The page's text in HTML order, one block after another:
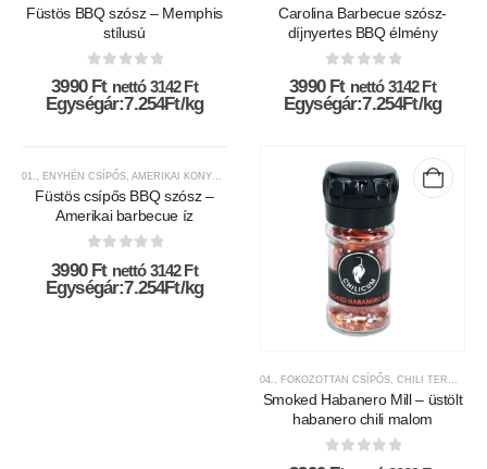
Füstös BBQ szósz – Memphis
stílusú
0az 5-ből
3990 Ft nettó3142 Ft
Egységár:7.254Ft/kg
Carolina Barbecue szósz-
díjnyertes BBQ élmény
0az 5-ből
3990 Ft nettó3142 Ft
Egységár:7.254Ft/kg
01., ENYHÉN CSÍPŐS, AMERIKAI KONYHA CHILI TERMÉKEK CSÍPŐSSÉGI-
Füstös csípős BBQ szósz –
Amerikai barbecue íz
0az 5-ből
3990 Ft nettó3142Ft
Egységár:7.254Ft/kg
04., FOKOZOTTAN CSÍPŐS, CHILI TERMÉKEK
Smoked Habanero Mill – üstölt
habanero chili malom
0az 5-ből